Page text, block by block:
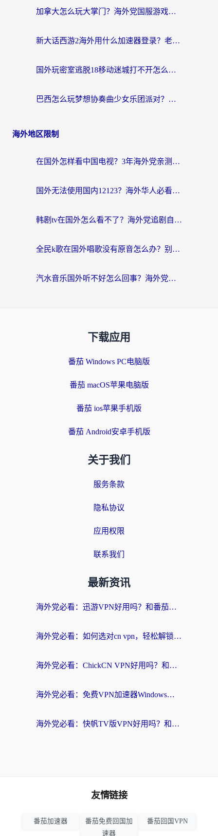
加拿大怎么玩大掌门？海外党国服游戏加速避坑指南（附实用工具推荐）
新大话西游2海外用什么加速器登录？老玩家亲测有效的国服游戏加速指南
国外玩密室逃脱18移动迷城打不开怎么办？海外玩家亲测有效的解决指南
巴西怎么玩梦想协奏曲少女乐团派对？海外党必看的国服游戏加速全攻略（附波兰天涯明月刀实用技巧）
海外地区限制
在国外怎样看中国电视？3年海外党亲测有效的追剧加速器指南
国外无法使用国内12123？海外华人必看：选对回国加速器，解决迪拜语音+12123访问难题
韩剧tv在国外怎么看不了？海外党追剧自由的终极解决方案来了
全民k歌在国外唱歌没有原音怎么办？别让地域限制毁了你的麦霸时刻
汽水音乐国外听不好怎么回事？海外党亲测有效的回国加速方案来了
下载应用
番茄 Windows PC电脑版
番茄 macOS苹果电脑版
番茄 ios苹果手机版
番茄 Android安卓手机版
关于我们
服务条款
隐私协议
应用权限
联系我们
最新资讯
海外党必看：迅游VPN好用吗？和番茄加速器VPN对比哪个回国效果更好？
海外党必看：如何选对cn vpn，轻松解锁国内影音游戏？
海外党必看：ChickCN VPN好用吗？和星河VPN对比哪个回国效果更好？附真实体验+避坑指南
海外党必看：免费VPN加速器Windows版怎么选？附真实测评与无缝访问国内资源指南
海外党必看：快帆TV版VPN好用吗？和hi龟龟VPN对比哪个回国效果更好？附免费加速器选择指南
友情链接
番茄加速器
番茄免费回国加
速器
番茄回国VPN